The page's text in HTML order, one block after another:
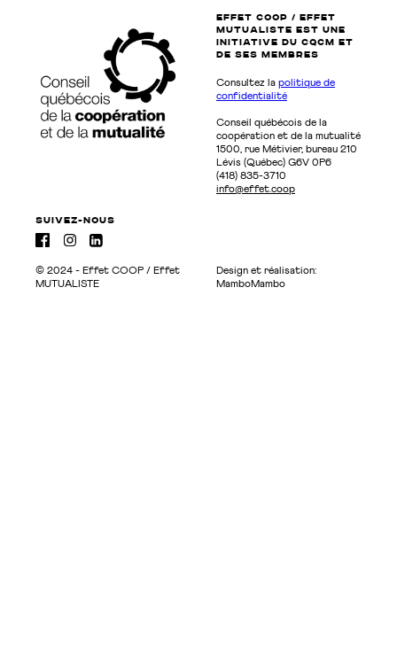
suivez-nous
EFFET COOP / EFFET
MUTUALISTE EST UNE
INITIATIVE DU CQCM ET
de SES MEMBRES
Consultez la politique de
confidentialité
Conseil québécois de la
coopération et de la mutualité
1500, rue Métivier, bureau 210
Lévis (Québec) G6V 0P6
(418) 835-3710
info@effet.coop
Design et réalisation:
MamboMambo
© 2024 - Effet COOP / Effet
MUTUALISTE